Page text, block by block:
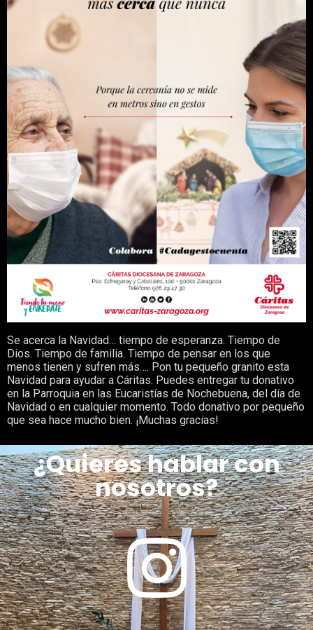
Se acerca la Navidad… tiempo de esperanza. Tiempo de
Dios. Tiempo de familia. Tiempo de pensar en los que
menos tienen y sufren más…. Pon tu pequeño granito esta
Navidad para ayudar a Cáritas. Puedes entregar tu donativo
en la Parroquia en las Eucaristías de Nochebuena, del día de
Navidad o en cualquier momento. Todo donativo por pequeño
que sea hace mucho bien. ¡Muchas gracias!
¿Quieres hablar con
nosotros?